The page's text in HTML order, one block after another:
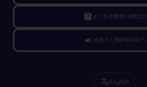
live_help よくある質問/お問合せ
campaign出展をご検討中の方へ
translateEnglish